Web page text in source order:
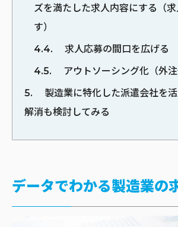
ズを満たした求人内容にする（
す）
4.4
求人応募の間口を広げる
4.5
アウトソーシング化（外
5
製造業に特化した派遣会社を
解消も検討してみる
データでわかる製造業の